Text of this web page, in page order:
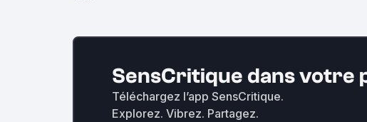
SensCritique dans votre
Téléchargez l’app SensCritique.
Explorez. Vibrez. Partagez.